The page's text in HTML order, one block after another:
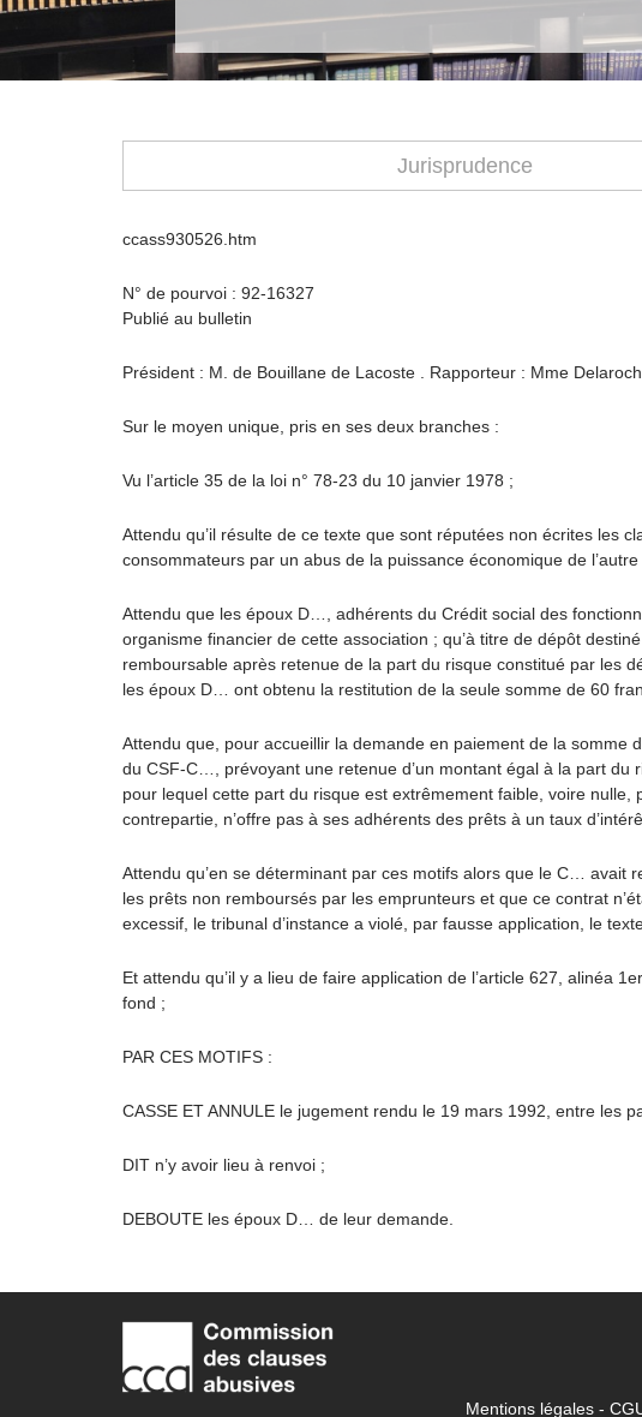
Jurisprudence
ccass930526.htm
N° de pourvoi : 92-16327
Publié au bulletin
Président : M. de Bouillane de Lacoste . Rapporteur : Mme
Sur le moyen unique, pris en ses deux branches :
Vu l’article 35 de la loi n° 78-23 du 10 janvier 1978 ;
Attendu qu’il résulte de ce texte que sont réputées non écrites les
consommateurs par un abus de la puissance économique de
Attendu que les époux D…, adhérents du Crédit social des
organisme financier de cette association ; qu’à titre de dépôt
remboursable après retenue de la part du risque constitué par les
les époux D… ont obtenu la restitution de la seule somme de 60
Attendu que, pour accueillir la demande en paiement de la somme
du CSF-C…, prévoyant une retenue d’un montant égal à la part du
pour lequel cette part du risque est extrêmement faible, voire nulle,
contrepartie, n’offre pas à ses adhérents des prêts à un taux
Attendu qu’en se déterminant par ces motifs alors que le C… avait
les prêts non remboursés par les emprunteurs et que ce contrat
excessif, le tribunal d’instance a violé, par fausse application, le
Et attendu qu’il y a lieu de faire application de l’article 627, alinéa
fond ;
PAR CES MOTIFS :
CASSE ET ANNULE le jugement rendu le 19 mars 1992, entre les
DIT n’y avoir lieu à renvoi ;
DEBOUTE les époux D… de leur demande.
Mentions légales